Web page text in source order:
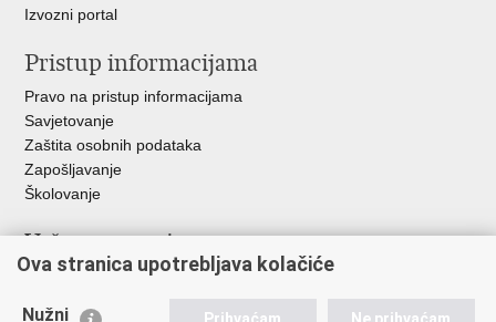
Izvozni portal
Pristup informacijama
Pravo na pristup informacijama
Savjetovanje
Zaštita osobnih podataka
Zapošljavanje
Školovanje
Važne poveznice
Ministarstvo unutarnjih poslova
Ova stranica upotrebljava kolačiće
Nužni Prihvaćam Ne prihvaćam